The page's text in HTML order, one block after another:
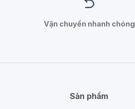
Vận chuyển nhanh chóng
Sản phẩm